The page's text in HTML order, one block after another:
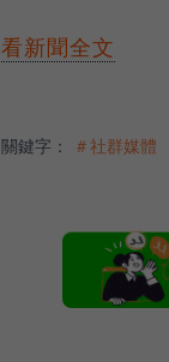
看新聞全文
關鍵字： ＃社群媒體